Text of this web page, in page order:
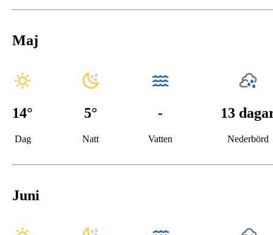
Maj
14°
Dag
5°
Natt
-
Vatten
13
Nederbörd
Juni